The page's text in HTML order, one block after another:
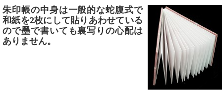
朱印帳の中身は一般的な蛇腹式で
和紙を2枚にして貼りあわせている
ので墨で書いても裏写りの心配は
ありません。